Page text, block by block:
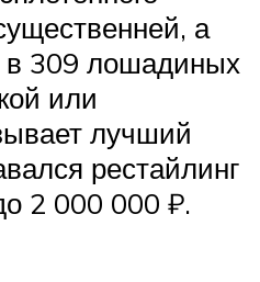
а
в 309 лошадиных
или
лучший
рестайлинг
2 000 000 ₽.